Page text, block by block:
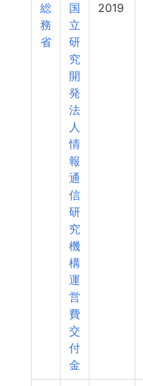
総
務
省
国
立
研
究
開
発
法
人
情
報
通
信
研
究
機
構
運
営
費
交
付
金
2019